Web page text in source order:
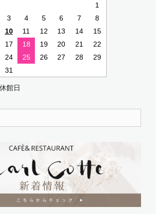
1
3 4 5 6 7
8
10 11 12 13 14
15
17 18 19 20 21
22
24 25 26 27 28
29
31
休館日